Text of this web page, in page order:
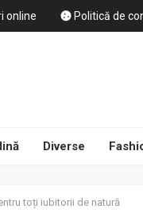
online Politică de
Diverse
toți iubitorii de natură